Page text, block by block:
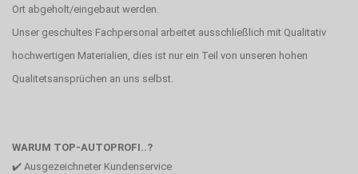
Ort abgeholt/eingebaut werden.
Unser geschultes Fachpersonal arbeitet ausschließlich mit Qualitativ
hochwertigen Materialien, dies ist nur ein Teil von unseren hohen
Qualitetsansprüchen an uns selbst.
WARUM TOP-AUTOPROFI..?
✔️ Ausgezeichneter Kundenservice